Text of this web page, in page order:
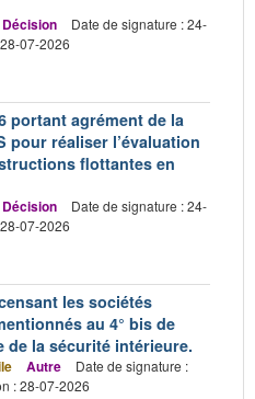
Décision
Date de signature : 24-
07-2026
portant agrément de la
pour réaliser l’évaluation
flottantes en
Décision
Date de signature : 24-
07-2026
les sociétés
au 4° bis de
de la sécurité intérieure.
Autre
Date de signature :
: 28-07-2026